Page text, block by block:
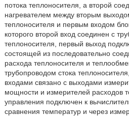
потока теплоносителя, а второй
нагревателем между вторым
теплоносителя и первым входом
которого второй вход соединен с
теплоносителя, первый выход
состоящей из последовательно
расхода теплоносителя и
трубопроводом стока
входами связано с выходами
мощности и измерителей расходов
управления подключен к
сравнения температур и через